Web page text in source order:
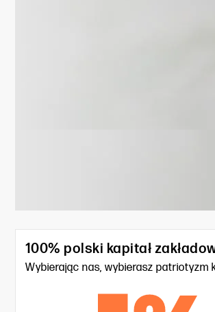
100% polski kapitał
Wybierając nas, wybierasz patriotyzm